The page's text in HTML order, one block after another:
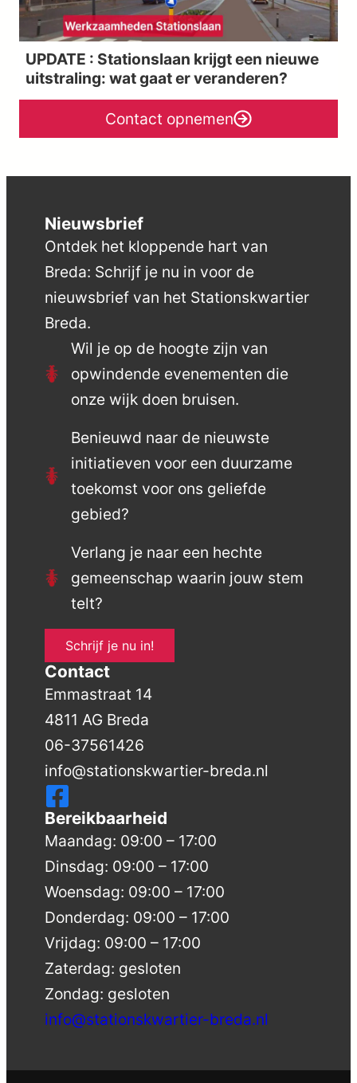
UPDATE : Stationslaan krijgt een nieuwe
uitstraling: wat gaat er veranderen?
Contact opnemen
Nieuwsbrief
Ontdek het kloppende hart van
Breda: Schrijf je nu in voor de
nieuwsbrief van het Stationskwartier
Breda.
Wil je op de hoogte zijn van
opwindende evenementen die
onze wijk doen bruisen.
Benieuwd naar de nieuwste
initiatieven voor een duurzame
toekomst voor ons geliefde
gebied?
Verlang je naar een hechte
gemeenschap waarin jouw stem
telt?
Schrijf je nu in!
Contact
Emmastraat 14
4811 AG Breda
06-37561426
info@stationskwartier-breda.nl
Bereikbaarheid
Maandag: 09:00 – 17:00
Dinsdag: 09:00 – 17:00
Woensdag: 09:00 – 17:00
Donderdag: 09:00 – 17:00
Vrijdag: 09:00 – 17:00
Zaterdag: gesloten
Zondag: gesloten
info@stationskwartier-breda.nl